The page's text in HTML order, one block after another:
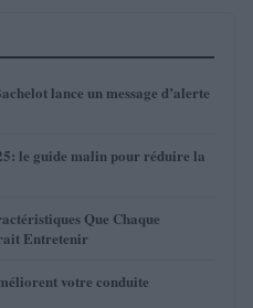
lance un message d’alerte
le guide malin pour réduire la
Que Chaque
Entretenir
votre conduite